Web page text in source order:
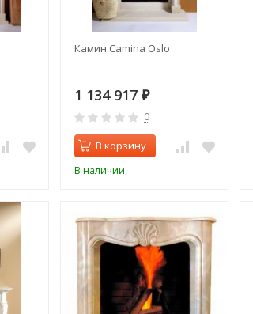
Камин Camina Oslo
1 134 917₽
0
В корзину
В наличии